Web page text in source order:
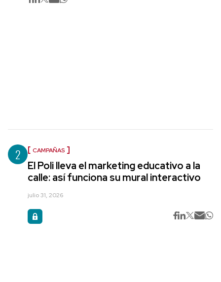
2 CAMPAÑAS
El Poli lleva el marketing educativo a la
calle: así funciona su mural interactivo
julio 31, 2026